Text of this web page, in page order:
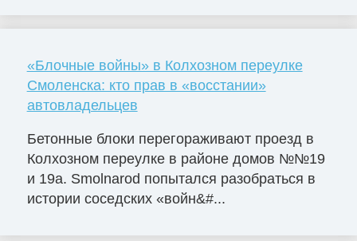
«Блочные войны» в Колхозном переулке
Смоленска: кто прав в «восстании»
автовладельцев
Бетонные блоки перегораживают проезд в
Колхозном переулке в районе домов №№19
и 19а. Smolnarod попытался разобраться в
истории соседских «войн&#...